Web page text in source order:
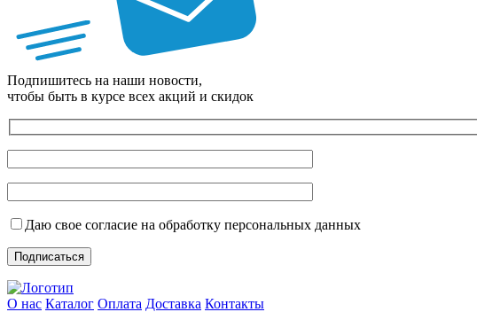
Подпишитесь на наши новости,
чтобы быть в курсе всех акций и скидок
Даю свое согласие на обработку персональных данных
О нас Каталог Оплата Доставка Контакты